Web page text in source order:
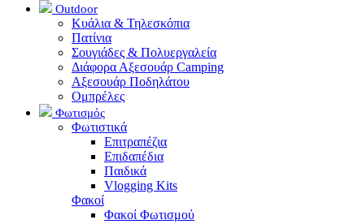
Outdoor
Κυάλια & Τηλεσκόπια
Πατίνια
Σουγιάδες & Πολυεργαλεία
Διάφορα Αξεσουάρ Camping
Αξεσουάρ Ποδηλάτου
Ομπρέλες
Φωτισμός
Φωτιστικά
Επιτραπέζια
Επιδαπέδια
Παιδικά
Vlogging Kits
Φακοί
Φακοί Φωτισμού